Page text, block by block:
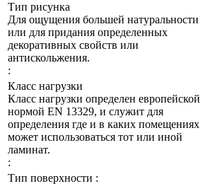
Тип рисунка
Для ощущения большей натуральности
или для придания определенных
декоративных свойств или
антискольжения.
:
Класс нагрузки
Класс нагрузки определен европейской
нормой EN 13329, и служит для
определения где и в каких помещениях
может использоваться тот или иной
ламинат.
:
Тип поверхности :